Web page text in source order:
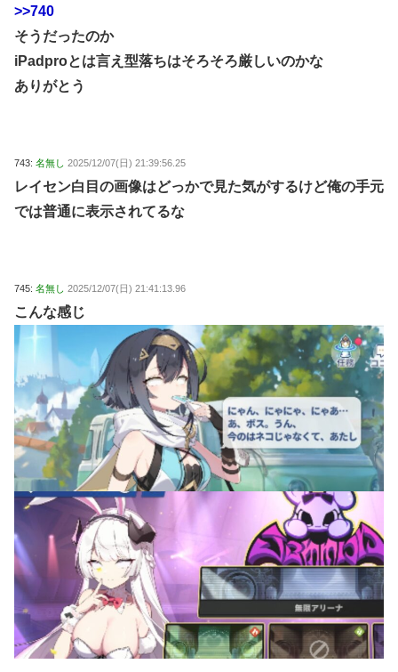
>>740
そうだったのか
iPadproとは言え型落ちはそろそろ厳しいのかな
ありがとう
743: 名無し 2025/12/07(日) 21:39:56.25
レイセン白目の画像はどっかで見た気がするけど俺の手元
では普通に表示されてるな
745: 名無し 2025/12/07(日) 21:41:13.96
こんな感じ